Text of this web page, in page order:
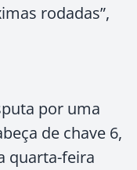
rodadas”,
por uma
de chave 6,
quarta-feira